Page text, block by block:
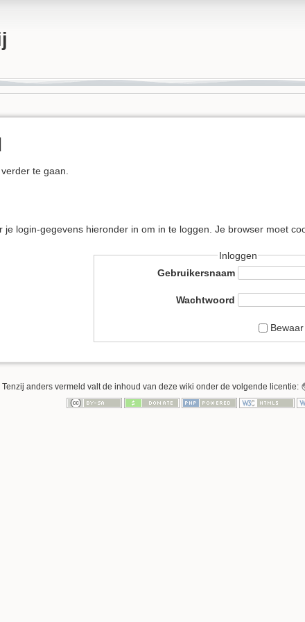
te gaan.
login-gegevens hieronder in om in te loggen. Je browser moet
Inloggen
Gebruikersnaam
Wachtwoord
Bewaar
Tenzij anders vermeld valt de inhoud van deze wiki onder de volgende licentie: